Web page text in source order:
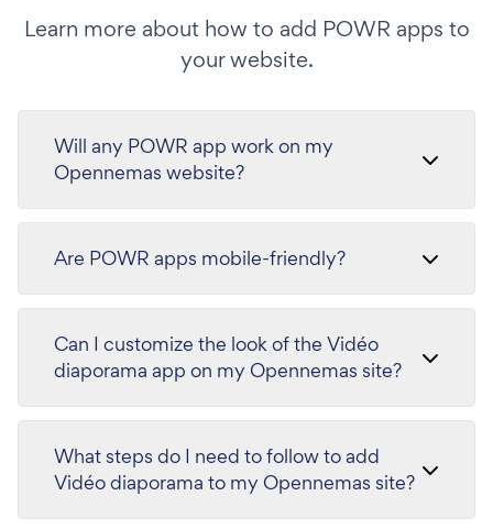
Learn more about how to add POWR apps to
your website.
Will any POWR app work on my
Opennemas website?
Are POWR apps mobile-friendly?
Can I customize the look of the Vidéo
diaporama app on my Opennemas site?
What steps do I need to follow to add
Vidéo diaporama to my Opennemas site?